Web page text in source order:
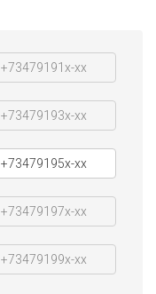
+73479191x-xx
+73479193x-xx
+73479195x-xx
+73479197x-xx
+73479199x-xx